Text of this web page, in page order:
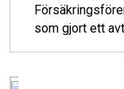
som gjort ett